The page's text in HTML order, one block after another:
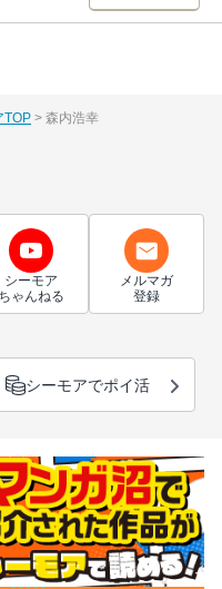
TOP 森内浩幸
シーモア
ちゃんねる
メルマガ
登録
シーモアでポイ活